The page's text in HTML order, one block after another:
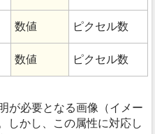
数値 ピクセル数
数値 ピクセル数
が必要となる画像（イメー
しかし、この属性に対応し